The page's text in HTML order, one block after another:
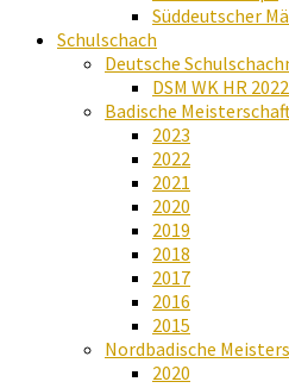
Süddeutscher
Schulschach
Deutsche
DSM WK HR 2022
Badische
2023
2022
2021
2020
2019
2018
2017
2016
2015
Nordbadische
2020